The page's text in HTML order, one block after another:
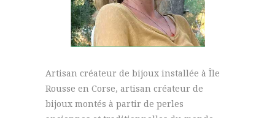
Artisan créateur de bijoux installée à Île
Rousse en Corse, artisan créateur de
bijoux montés à partir de perles